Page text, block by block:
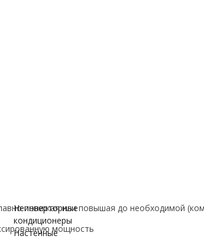
Неинверторные
кондиционеры
Настенные
понижая или повышая до необходимой
мощность